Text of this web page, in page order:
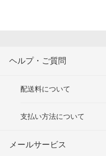
ヘルプ・ご質問
配送料について
支払い方法について
メールサービス